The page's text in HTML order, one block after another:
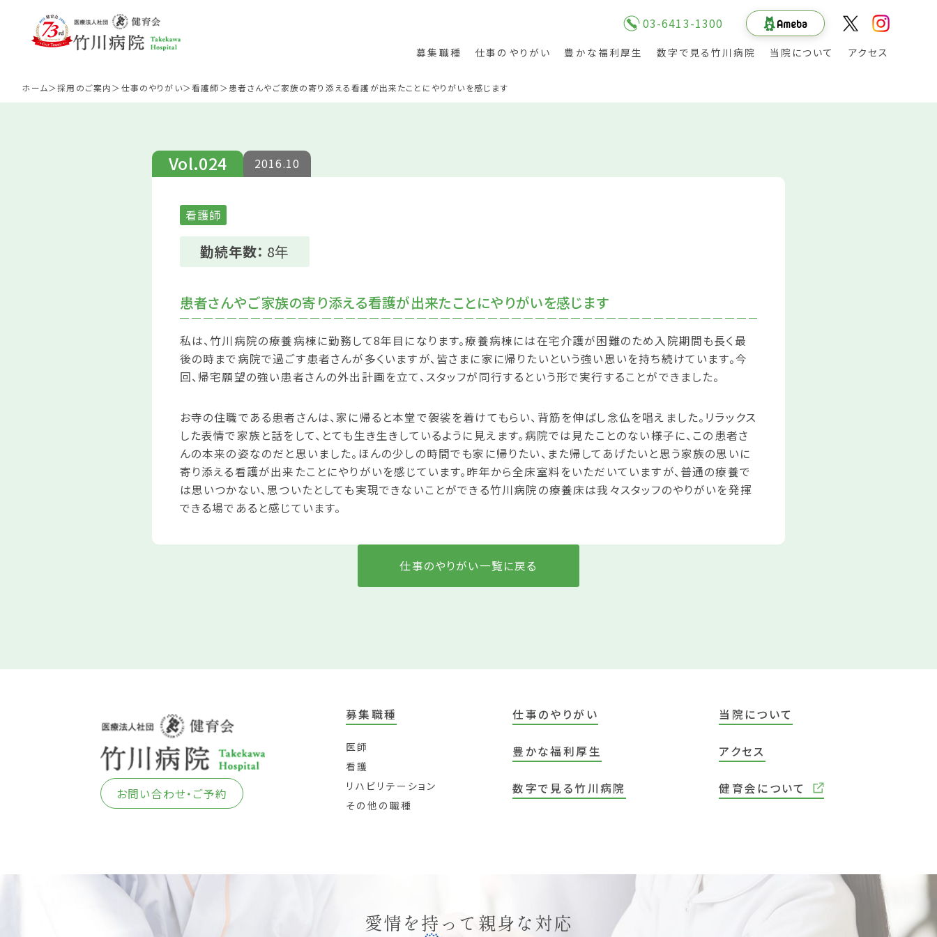
03-6413-1300
募集職種 仕事のやりがい 豊かな福利厚生 数字で見る竹川病院 当院について アクセス
ホーム 採用のご案内 仕事のやりがい 看護師 患者さんやご家族の寄り添える看護が出来たことにやりがいを感じます
Vol.024 2016.10
看護師
勤続年数： 8年
患者さんやご家族の寄り添える看護が出来たことにやりがいを感じます
私は、竹川病院の療養病棟に勤務して8年目になります。療養病棟には在宅介護が困難のため入院期間も長く最
後の時まで病院で過ごす患者さんが多くいますが、皆さまに家に帰りたいという強い思いを持ち続けています。今
回、帰宅願望の強い患者さんの外出計画を立て、スタッフが同行するという形で実行することができました。
お寺の住職である患者さんは、家に帰ると本堂で袈裟を着けてもらい、背筋を伸ばし念仏を唱えました。リラックス
した表情で家族と話をして、とても生き生きしているように見えます。病院では見たことのない様子に、この患者さ
んの本来の姿なのだと思いました。ほんの少しの時間でも家に帰りたい、また帰してあげたいと思う家族の思いに
寄り添える看護が出来たことにやりがいを感じています。昨年から全床室料をいただいていますが、普通の療養で
は思いつかない、思ついたとしても実現できないことができる竹川病院の療養床は我々スタッフのやりがいを発揮
できる場であると感じています。
仕事のやりがい一覧に戻る
お問い合わせ・ご予約
募集職種
医師
看護
リハビリテーション
その他の職種
仕事のやりがい
豊かな福利厚生
数字で見る竹川病院
当院について
アクセス
健育会について
愛情を持って親身な対応